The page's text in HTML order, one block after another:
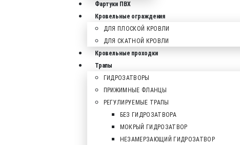
Фартуки ПВХ
Кровельные ограждения
ДЛЯ ПЛОСКОЙ КРОВЛИ
ДЛЯ СКАТНОЙ КРОВЛИ
Кровельные проходки
Трапы
ГИДРОЗАТВОРЫ
ПРИЖИМНЫЕ ФЛАНЦЫ
РЕГУЛИРУЕМЫЕ ТРАПЫ
БЕЗ ГИДРОЗАТВОРА
МОКРЫЙ ГИДРОЗАТВОР
НЕЗАМЕРЗАЮЩИЙ ГИДРОЗАТВОР